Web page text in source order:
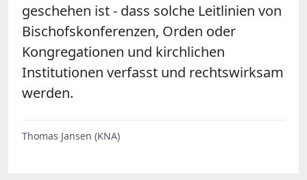
geschehen ist - dass solche Leitlinien von
Bischofskonferenzen, Orden oder
Kongregationen und kirchlichen
Institutionen verfasst und rechtswirksam
werden.
Thomas Jansen (KNA)